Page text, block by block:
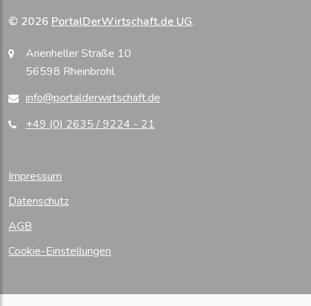
© 2026 PortalDerWirtschaft.de UG.
Arienheller Straße 10
56598 Rheinbrohl
info@portalderwirtschaft.de
+49 (0) 2635 / 9224 - 21
Impressum
Datenschutz
AGB
Cookie-Einstellungen